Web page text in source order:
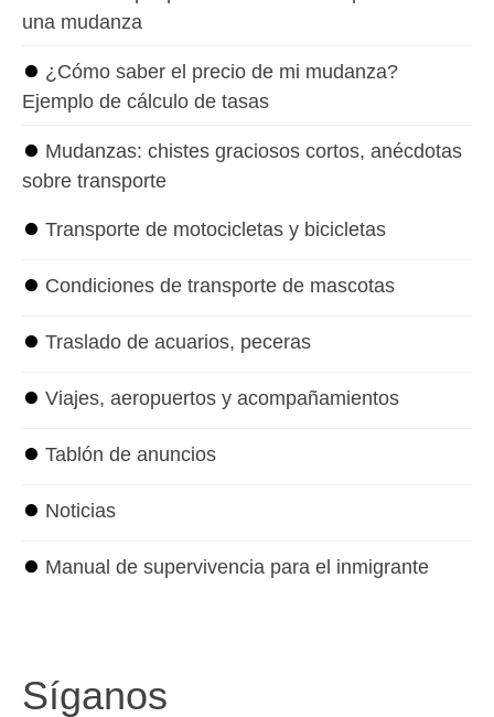
una mudanza
⏺ ¿Cómo saber el precio de mi mudanza?
Ejemplo de cálculo de tasas
⏺ Mudanzas: chistes graciosos cortos, anécdotas
sobre transporte
⏺ Transporte de motocicletas y bicicletas
⏺ Condiciones de transporte de mascotas
⏺ Traslado de acuarios, peceras
⏺ Viajes, aeropuertos y acompañamientos
⏺ Tablón de anuncios
⏺ Noticias
⏺ Manual de supervivencia para el inmigrante
Síganos